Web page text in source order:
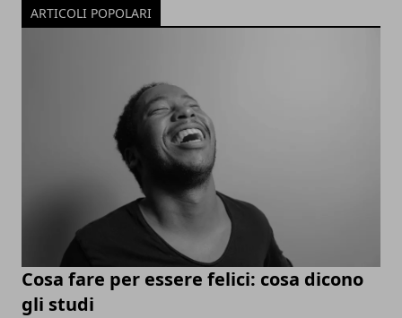
ARTICOLI POPOLARI
Cosa fare per essere felici: cosa dicono
gli studi